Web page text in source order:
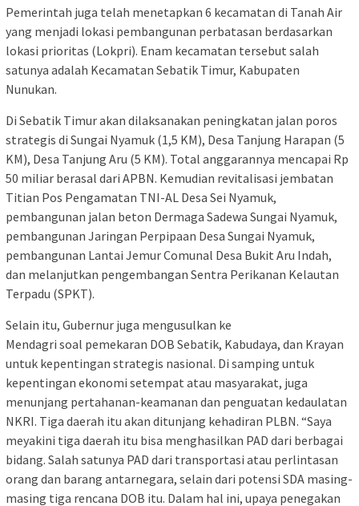
Pemerintah juga telah menetapkan 6 kecamatan di Tanah Air
yang menjadi lokasi pembangunan perbatasan berdasarkan
lokasi prioritas (Lokpri). Enam kecamatan tersebut salah
satunya adalah Kecamatan Sebatik Timur, Kabupaten
Nunukan.
Di Sebatik Timur akan dilaksanakan peningkatan jalan poros
strategis di Sungai Nyamuk (1,5 KM), Desa Tanjung Harapan (5
KM), Desa Tanjung Aru (5 KM). Total anggarannya mencapai Rp
50 miliar berasal dari APBN. Kemudian revitalisasi jembatan
Titian Pos Pengamatan TNI-AL Desa Sei Nyamuk,
pembangunan jalan beton Dermaga Sadewa Sungai Nyamuk,
pembangunan Jaringan Perpipaan Desa Sungai Nyamuk,
pembangunan Lantai Jemur Comunal Desa Bukit Aru Indah,
dan melanjutkan pengembangan Sentra Perikanan Kelautan
Terpadu (SPKT).
Selain itu, Gubernur juga mengusulkan ke
Mendagri soal pemekaran DOB Sebatik, Kabudaya, dan Krayan
untuk kepentingan strategis nasional. Di samping untuk
kepentingan ekonomi setempat atau masyarakat, juga
menunjang pertahanan-keamanan dan penguatan kedaulatan
NKRI. Tiga daerah itu akan ditunjang kehadiran PLBN. “Saya
meyakini tiga daerah itu bisa menghasilkan PAD dari berbagai
bidang. Salah satunya PAD dari transportasi atau perlintasan
orang dan barang antarnegara, selain dari potensi SDA masing-
masing tiga rencana DOB itu. Dalam hal ini, upaya penegakan